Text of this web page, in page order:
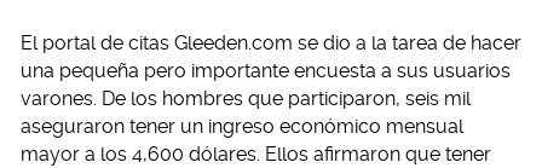
El portal de citas Gleeden.com se dio a la tarea de hacer
una pequeña pero importante encuesta a sus usuarios
varones. De los hombres que participaron, seis mil
aseguraron tener un ingreso económico mensual
mayor a los 4,600 dólares. Ellos afirmaron que tener